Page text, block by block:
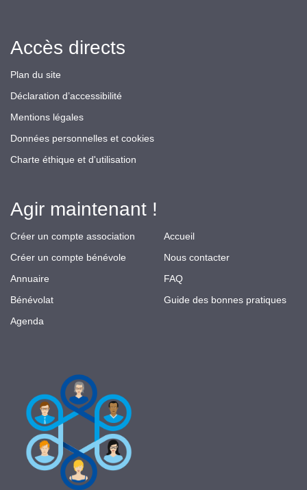
Accès directs
Plan du site
Déclaration d’accessibilité
Mentions légales
Données personnelles et cookies
Charte éthique et d'utilisation
Agir maintenant !
Créer un compte association
Créer un compte bénévole
Annuaire
Bénévolat
Agenda
Accueil
Nous contacter
FAQ
Guide des bonnes pratiques